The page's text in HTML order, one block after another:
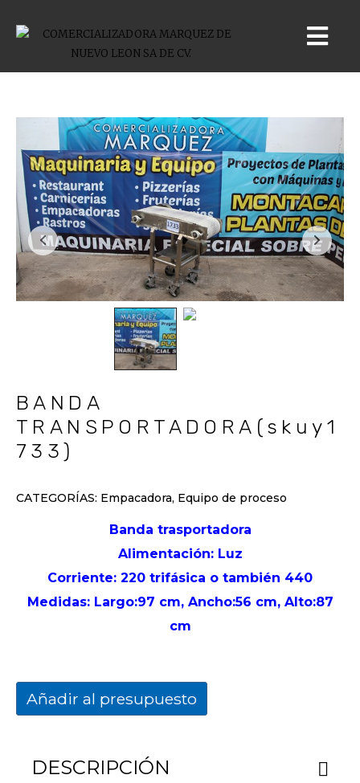
BANDA
TRANSPORTADORA(skuy1
733)
CATEGORÍAS: Empacadora, Equipo de proceso
Banda trasportadora
Alimentación: Luz
Corriente: 220 trifásica o también 440
Medidas: Largo:97 cm, Ancho:56 cm, Alto:87
cm
Añadir al presupuesto
DESCRIPCIÓN